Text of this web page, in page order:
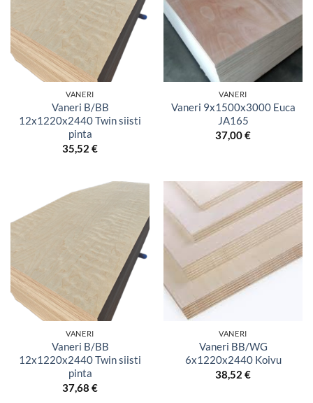
VANERI
Vaneri B/BB
12x1220x2440 Twin siisti
pinta
35,52 €
VANERI
Vaneri 9x1500x3000 Euca
JA165
37,00€
VANERI
Vaneri B/BB
12x1220x2440 Twin siisti
pinta
37,68 €
VANERI
Vaneri BB/WG
6x1220x2440 Koivu
38,52 €